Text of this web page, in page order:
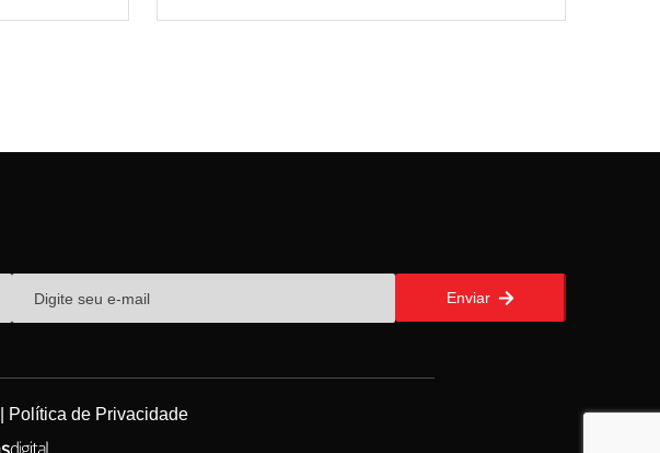
Enviar
Política de Privacidade